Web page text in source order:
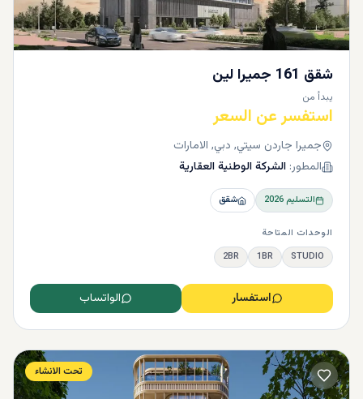
شقق 161 جميرا لين
يبدأ من
استفسر عن السعر
جميرا جاردن سيتي, دبي, الامارات
المطور: الشركة الوطنية العقارية
التسليم2026 شقق
الوحدات المتاحة
STUDIO
1BR
2BR
استفسار الواتساب
تحت الانشاء